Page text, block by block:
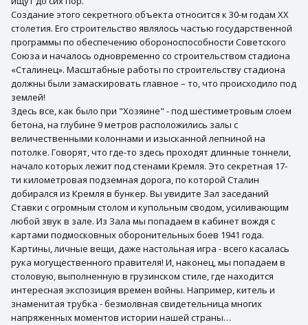
Создание этого секретного объекта относится к 30-м годам ХХ
столетия. Его строительство являлось частью государственной
программы по обеспечению обороноспособности Советского
Союза и началось одновременно со строительством стадиона
«Сталинец». Масштабные работы по строительству стадиона
должны были замаскировать главное – то, что происходило под
землей!
Здесь все, как было при "Хозяине" - под шестиметровым слоем
бетона, на глубине 9 метров расположились залы с
величественными колоннами и изысканной лепниной на
потолке. Говорят, что где-то здесь проходят длинные тоннели,
начало которых лежит под стенами Кремля. Это секретная 17-
ти километровая подземная дорога, по которой Сталин
добирался из Кремля в бункер. Вы увидите Зал заседаний
Ставки с огромным столом и купольным сводом, усиливающим
любой звук в зале. Из Зала мы попадаем в кабинет вождя с
картами подмосковных оборонительных боев 1941 года.
Картины, личные вещи, даже настольная игра - всего касалась
рука могущественного правителя! И, наконец, мы попадаем в
столовую, выполненную в грузинском стиле, где находится
интересная экспозиция времен войны. Например, китель и
знаменитая трубка - безмолвная свидетельница многих
напряженных моментов истории нашей страны…